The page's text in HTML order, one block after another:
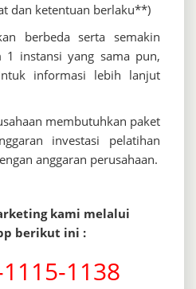
dan ketentuan berlaku**)
berbeda serta semakin
1 instansi yang sama pun,
informasi lebih lanjut
membutuhkan paket
investasi pelatihan
anggaran perusahaan.
kami melalui
berikut ini :
1138